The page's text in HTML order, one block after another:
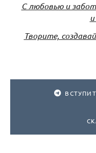
С любовью и
Творите,